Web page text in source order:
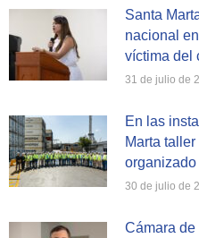
Santa
nacional
víctima del
31 de julio de
En las
Marta
organizado
30 de julio de
Cámara de